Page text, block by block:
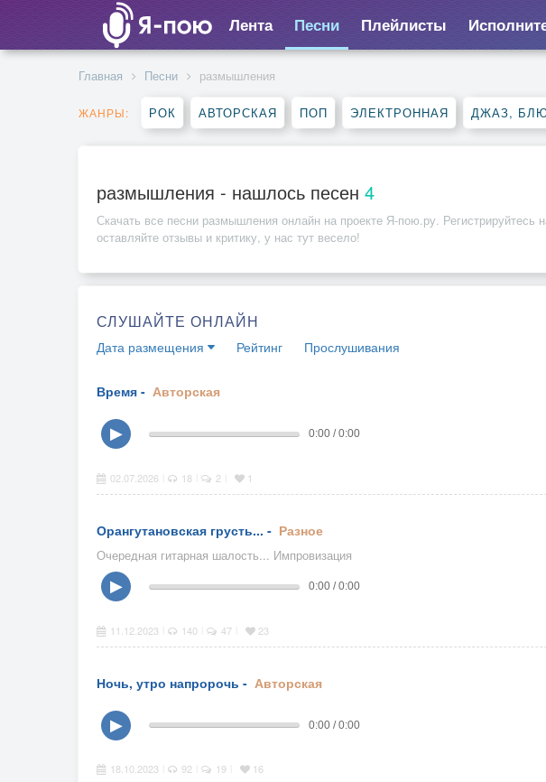
Лента Песни Плейлисты
Главная Песни размышления
ЖАНРЫ: РОК АВТОРСКАЯ ПОП ЭЛЕКТРОННАЯ ДЖАЗ,
размышления - нашлось песен 4
Скачать все песни размышления онлайн на проекте Я-пою.ру. Регистрируйтесь
оставляйте отзывы и критику, у нас тут весело!
СЛУШАЙТЕ ОНЛАЙН
Дата размещения Рейтинг Прослушивания
Время - Авторская
▶ 0:00 / 0:00
02.07.2026 18 2 1
Орангутановская грусть... - Разное
Очередная гитарная шалость... Импровизация
▶ 0:00 / 0:00
11.12.2023 140 47 23
Ночь, утро напророчь - Авторская
▶ 0:00 / 0:00
18.10.2023 92 19 16